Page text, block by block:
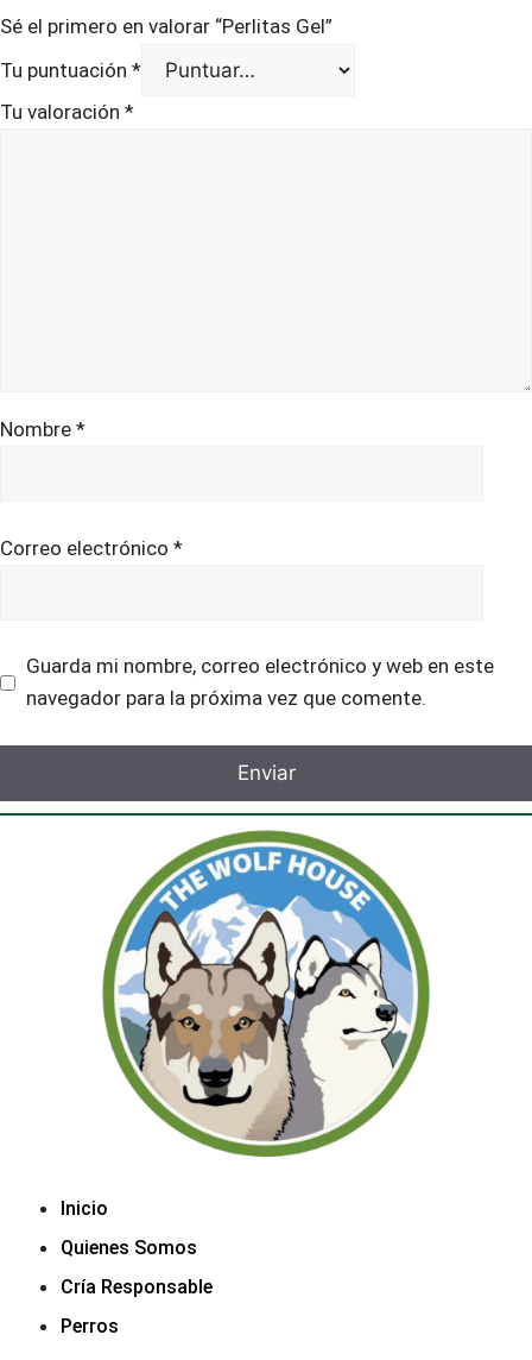
Sé el primero en valorar “Perlitas Gel”
Tu puntuación *
Tu valoración *
Nombre *
Correo electrónico *
Guarda mi nombre, correo electrónico y web en este
navegador para la próxima vez que comente.
Inicio
Quienes Somos
Cría Responsable
Perros